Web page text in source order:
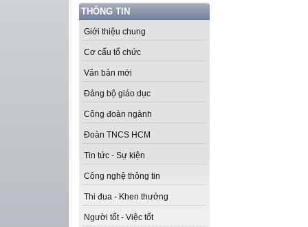
THÔNG TIN
Giới thiệu chung
Cơ cấu tổ chức
Văn bản mới
Đảng bộ giáo dục
Công đoàn ngành
Đoàn TNCS HCM
Tin tức - Sự kiện
Công nghệ thông tin
Thi đua - Khen thưởng
Người tốt - Việc tốt